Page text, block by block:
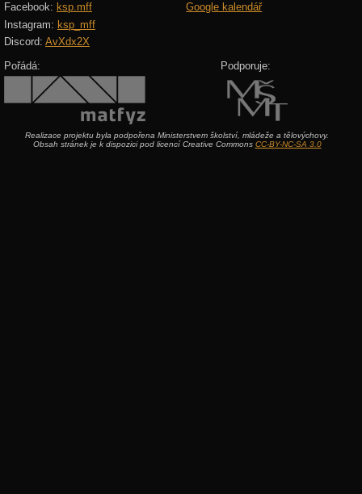
Facebook: ksp.mff
Instagram: ksp_mff
Discord: AvXdx2X
Google kalendář
Pořádá: Podporuje:
Realizace projektu byla podpořena Ministerstvem školství, mládeže a tělovýchovy.
Obsah stránek je k dispozici pod licencí Creative Commons CC-BY-NC-SA 3.0